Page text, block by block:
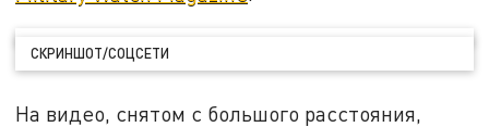
СКРИНШОТ/СОЦСЕТИ
На видео, снятом с большого расстояния,